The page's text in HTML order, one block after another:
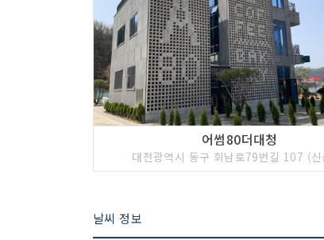
어썸80더대청
대전광역시 동구 회남로79번길 107 (신
날씨 정보